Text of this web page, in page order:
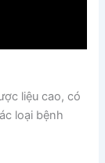
liệu cao, có
loại bệnh